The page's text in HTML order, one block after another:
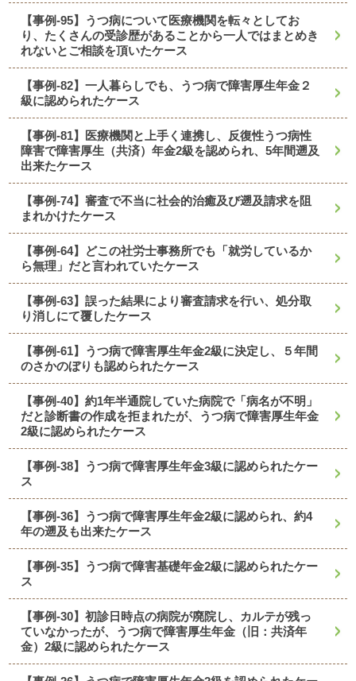
【事例-95】うつ病について医療機関を転々としてお
り、たくさんの受診歴があることから一人ではまとめき
れないとご相談を頂いたケース
【事例-82】一人暮らしでも、うつ病で障害厚生年金２
級に認められたケース
【事例-81】医療機関と上手く連携し、反復性うつ病性
障害で障害厚生（共済）年金2級を認められ、5年間遡及
出来たケース
【事例-74】審査で不当に社会的治癒及び遡及請求を阻
まれかけたケース
【事例-64】どこの社労士事務所でも「就労しているか
ら無理」だと言われていたケース
【事例-63】誤った結果により審査請求を行い、処分取
り消しにて覆したケース
【事例-61】うつ病で障害厚生年金2級に決定し、５年間
のさかのぼりも認められたケース
【事例-40】約1年半通院していた病院で「病名が不明」
だと診断書の作成を拒まれたが、うつ病で障害厚生年金
2級に認められたケース
【事例-38】うつ病で障害厚生年金3級に認められたケー
ス
【事例-36】うつ病で障害厚生年金2級に認められ、約4
年の遡及も出来たケース
【事例-35】うつ病で障害基礎年金2級に認められたケー
ス
【事例-30】初診日時点の病院が廃院し、カルテが残っ
ていなかったが、うつ病で障害厚生年金（旧：共済年
金）2級に認められたケース